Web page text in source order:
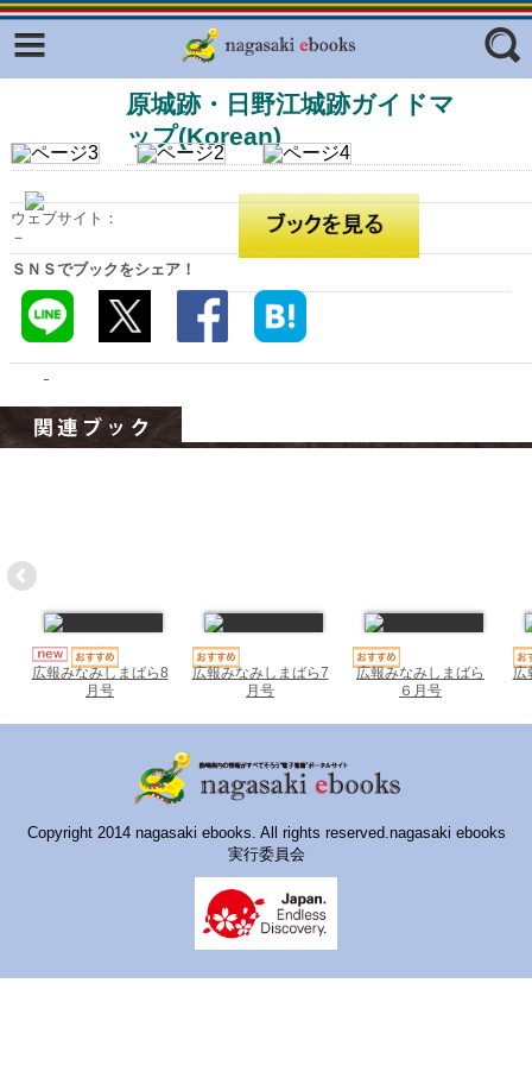
フリーワード
ジャンル
エリア
原城跡・日野江城跡ガイドマ
ップ(Korean)
ウェブサイト：
－
ＳＮＳでブックをシェア！
広報みなみしまばら8
月号
広報みなみしまばら7
月号
広報みなみしまばら
６月号
広
Copyright 2014 nagasaki ebooks. All rights reserved.nagasaki ebooks
実行委員会
Facebook
ふくいろキラリプロジェクト
東京観光デジタルパンフレットギャ
ラリー（TOKYO Brochures）
復興応援企画
広報誌ナビ
長崎と天草地方の潜伏キリシタン
関連遺産
いきebooks
ながよebooks
おおむらebooks
みなみしまばらebooks
さいかいイーブックス